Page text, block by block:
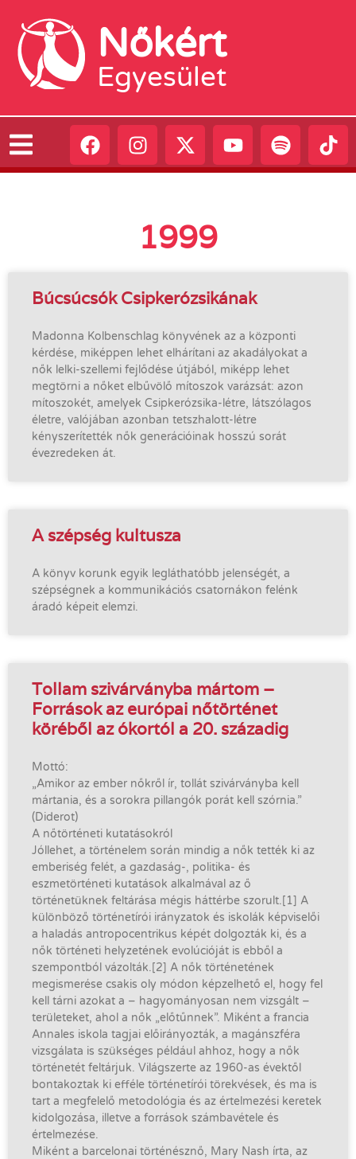
Nőkért
Egyesület
1999
Búcsúcsók Csipkerózsikának
Madonna Kolbenschlag könyvének az a központi
kérdése, miképpen lehet elhárítani az akadályokat a
nők lelki-szellemi fejlődése útjából, miképp lehet
megtörni a nőket elbűvölő mítoszok varázsát: azon
mítoszokét, amelyek Csipkerózsika-létre, látszólagos
életre, valójában azonban tetszhalott-létre
kényszerítették nők generációinak hosszú sorát
évezredeken át.
A szépség kultusza
A könyv korunk egyik legláthatóbb jelenségét, a
szépségnek a kommunikációs csatornákon felénk
áradó képeit elemzi.
Tollam szivárványba mártom –
Források az európai nőtörténet
köréből az ókortól a 20. századig
Mottó:
„Amikor az ember nőkről ír, tollát szivárványba kell
mártania, és a sorokra pillangók porát kell szórnia.”
(Diderot)
A nőtörténeti kutatásokról
Jóllehet, a történelem során mindig a nők tették ki az
emberiség felét, a gazdaság-, politika- és
eszmetörténeti kutatások alkalmával az ő
történetüknek feltárása mégis háttérbe szorult.[1] A
különböző történetírói irányzatok és iskolák képviselői
a haladás antropocentrikus képét dolgozták ki, és a
nők történeti helyzetének evolúcióját is ebből a
szempontból vázolták.[2] A nők történetének
megismerése csakis oly módon képzelhető el, hogy fel
kell tárni azokat a – hagyományosan nem vizsgált –
területeket, ahol a nők „előtűnnek”. Miként a francia
Annales iskola tagjai előirányozták, a magánszféra
vizsgálata is szükséges például ahhoz, hogy a nők
történetét feltárjuk. Világszerte az 1960-as évektől
bontakoztak ki efféle történetírói törekvések, és ma is
tart a megfelelő metodológia és az értelmezési keretek
kidolgozása, illetve a források számbavétele és
értelmezése.
Miként a barcelonai történésznő, Mary Nash írta, az